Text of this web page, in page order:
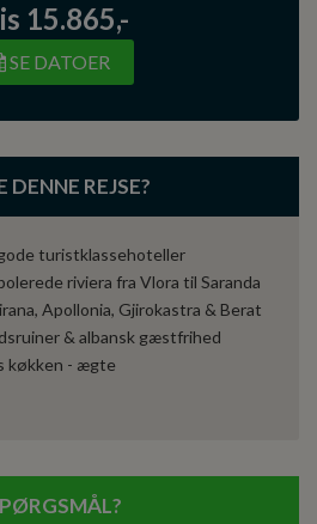
15.865,-
SE DATOER
REJSE?
turistklassehoteller
riviera fra Vlora til Saranda
Apollonia, Gjirokastra & Berat
& albansk gæstfrihed
køkken - ægte